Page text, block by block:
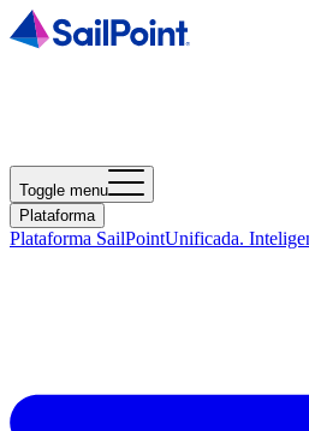
Toggle menu
Plataforma
Plataforma SailPointUnificada.